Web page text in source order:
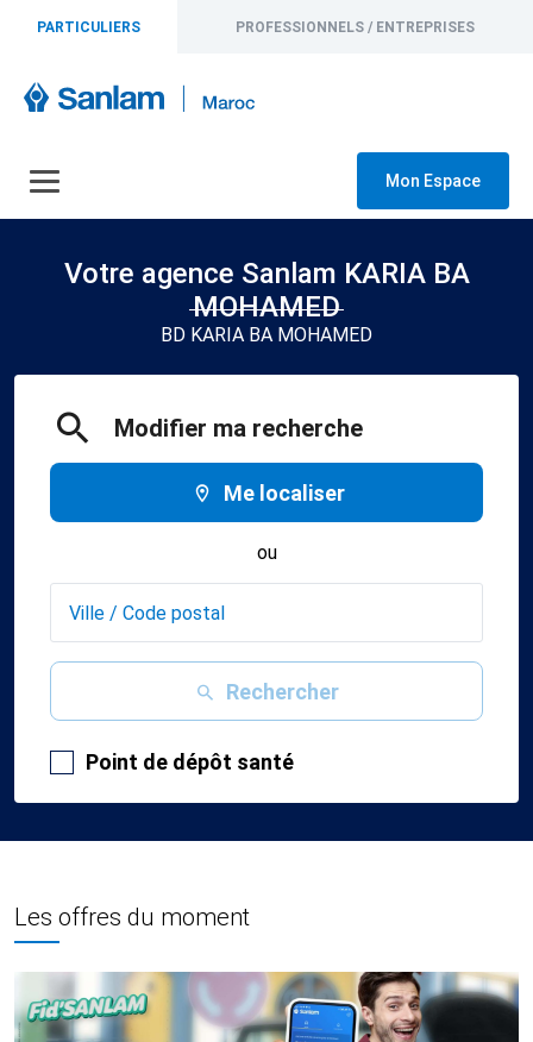
PARTICULIERS PROFESSIONNELS / ENTREPRISES
Mon Espace
Votre agence Sanlam KARIA BA
MOHAMED
BD KARIA BA MOHAMED
Modifier ma recherche
Me localiser
ou
Rechercher
Point de dépôt santé
Les offres du moment